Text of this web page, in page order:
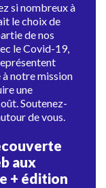
si nombreux à
le choix de
de nos
le Covid-19,
notre mission
une
Soutenez-
de vous.
aux
+ édition